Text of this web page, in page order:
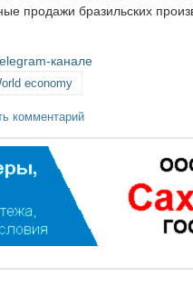
продажи бразильских
канале
economy
комментарий